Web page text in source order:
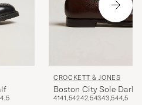
CROCKETT & JONES
Boston City Sole Dark
4141,54242,54343,544,5